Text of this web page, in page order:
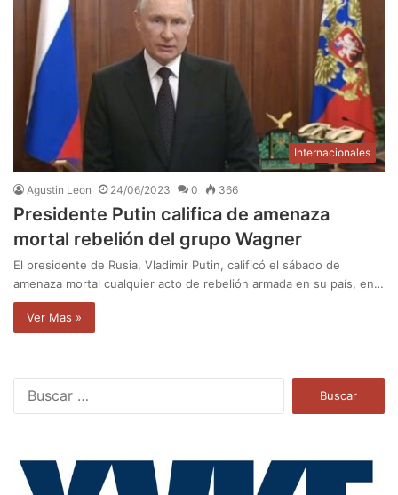
Internacionales
Agustin Leon 24/06/2023 0 366
Presidente Putin califica de amenaza
mortal rebelión del grupo Wagner
El presidente de Rusia, Vladimir Putin, calificó el sábado de
amenaza mortal cualquier acto de rebelión armada en su país, en…
Ver Mas »
a